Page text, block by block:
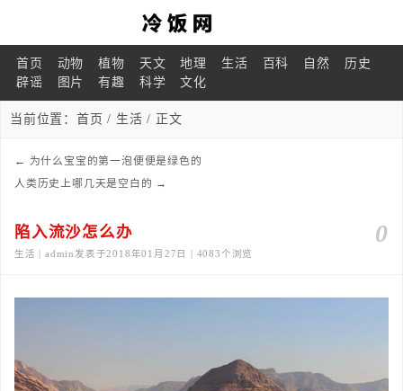
首页 动物 植物 天文 地理 生活 百科 自然
历史
辟谣
图片 有趣 科学 文化
当前位置： 首页 / 生活 / 正文
← 为什么宝宝的第一泡便便是绿色的
人类历史上哪几天是空白的 →
0
陷入流沙怎么办
生活 | admin发表于2018年01月27日 | 4083个浏览